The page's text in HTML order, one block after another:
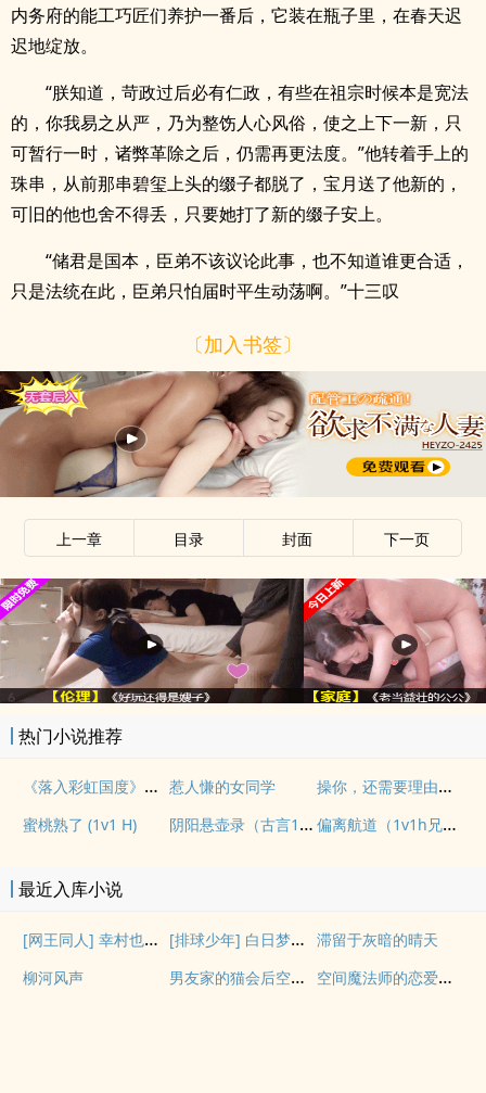
内务府的能工巧匠们养护一番后，它装在瓶子里，在春天迟
迟地绽放。
“朕知道，苛政过后必有仁政，有些在祖宗时候本是宽法
的，你我易之从严，乃为整饬人心风俗，使之上下一新，只
可暂行一时，诸弊革除之后，仍需再更法度。”他转着手上的
珠串，从前那串碧玺上头的缀子都脱了，宝月送了他新的，
可旧的他也舍不得丢，只要她打了新的缀子安上。
“储君是国本，臣弟不该议论此事，也不知道谁更合适，
只是法统在此，臣弟只怕届时平生动荡啊。”十三叹
〔加入书签〕
上一章 目录 封面 下一页
热门小说推荐
《落入彩虹国度》穿越+西幻+言情 惹人慊的女同学 操你，还需要理由吗？(校园H)
蜜桃熟了 (1v1 H) 阴阳悬壶录（古言1v1H） 偏离航道（1v1h兄妹骨科bg）
最近入库小说
[网王同人] 幸村也会搞暗恋吗 [排球少年] 白日梦想家
滞留于灰暗的晴天
柳河风声
男友家的猫会后空翻吗？ 空间魔法师的恋爱事故